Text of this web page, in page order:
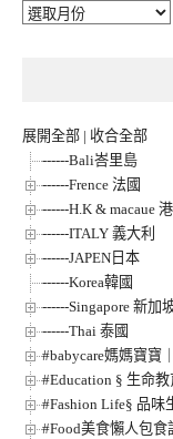
彙
展開全部 | 收合全部
------Bali峇里島
------Frence 法國
------H.K & macaue
------ITALY 義大利
------JAPEN日本
------Korea韓國
------Singapore 新加
------Thai 泰國
#babycare媽媽寶寶
#Education § 生命
#Fashion Life§ 品味
#Food美食懶人包食